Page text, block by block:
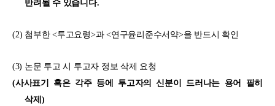
반려될 수 있습니다.
(2) 첨부한 <투고요령>과 <연구윤리준수서약>을 반드시 확인
(3) 논문 투고 시 투고자 정보 삭제 요청
(사사표기 혹은 각주 등에 투고자의 신분이 드러나는 용어 필히
삭제 )